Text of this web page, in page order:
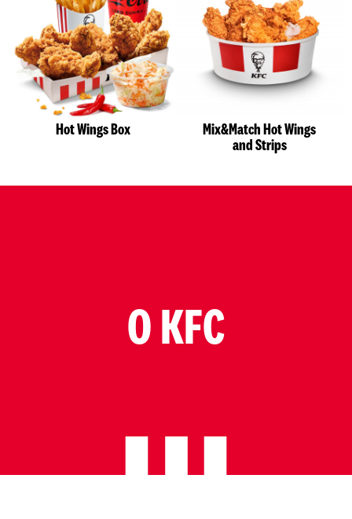
Hot Wings Box
Mix&Match Hot Wings
and Strips
O KFC